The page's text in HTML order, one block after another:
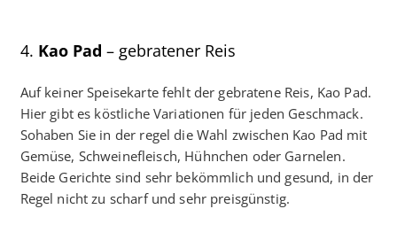
4. Kao Pad – gebratener Reis
Auf keiner Speisekarte fehlt der gebratene Reis, Kao Pad.
Hier gibt es köstliche Variationen für jeden Geschmack.
Sohaben Sie in der regel die Wahl zwischen Kao Pad mit
Gemüse, Schweinefleisch, Hühnchen oder Garnelen.
Beide Gerichte sind sehr bekömmlich und gesund, in der
Regel nicht zu scharf und sehr preisgünstig.